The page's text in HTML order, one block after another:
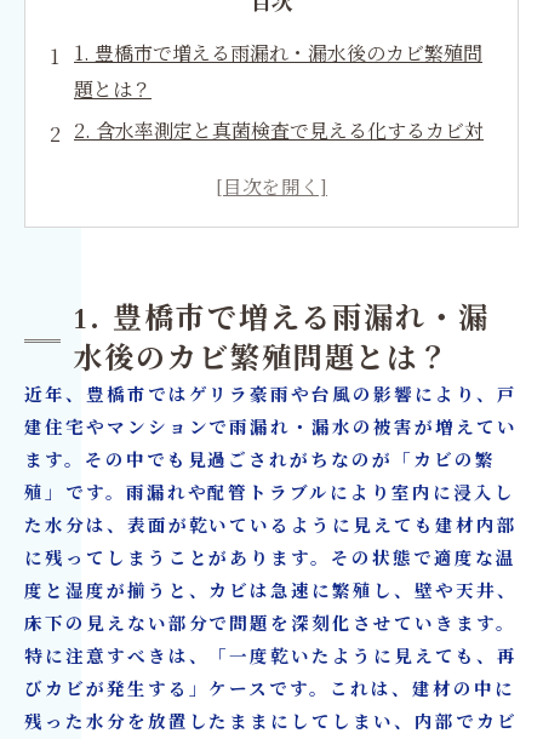
1. 豊橋市で増える雨漏れ・漏水後のカビ繁殖問
題とは？
2. 含水率測定と真菌検査で見える化するカビ対
な理由
5. マンション・戸建て・ビルまで対応可能な施
工範囲
6. 工務店・ハウスメーカー・建築会社との連携
事例
7. 豊橋市での施工プロセスと安心の流れ
8. 豊橋市でカビ繁殖を防ぐための初期対応（雨
漏れ後72時間）
9. カビ問題でよくある質問（FAQ）
10. お問い合わせ・豊橋市で即対応可能な理由
カビ除去とリフォームを一括対応｜カビバスタ
1. 豊橋市で増える雨漏れ・漏
水後のカビ繁殖問題とは？
近年、豊橋市ではゲリラ豪雨や台風の影響により、戸
建住宅やマンションで雨漏れ・漏水の被害が増えてい
ます。その中でも見過ごされがちなのが「カビの繁
殖」です。雨漏れや配管トラブルにより室内に浸入し
た水分は、表面が乾いているように見えても建材内部
に残ってしまうことがあります。その状態で適度な温
度と湿度が揃うと、カビは急速に繁殖し、壁や天井、
床下の見えない部分で問題を深刻化させていきます。
特に注意すべきは、「一度乾いたように見えても、再
びカビが発生する」ケースです。これは、建材の中に
残った水分を放置したままにしてしまい、内部でカビ